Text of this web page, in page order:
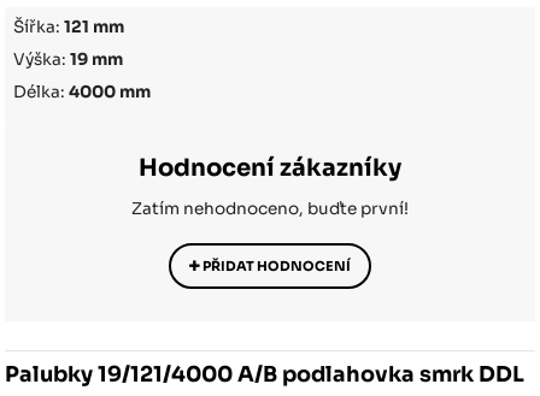
Šířka:121 mm
Výška:19 mm
Délka:4000 mm
Hodnocení zákazníky
Zatím nehodnoceno, buďte první!
PŘIDAT HODNOCENÍ
Palubky 19/121/4000 A/B podlahovka smrk DDL